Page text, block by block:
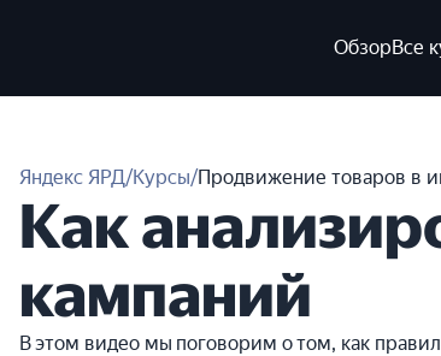
ОбзорВсе
Яндекс ЯРД/Курсы/Продвижение товаров в
Как
кампаний
В этом видео мы поговорим о том, как